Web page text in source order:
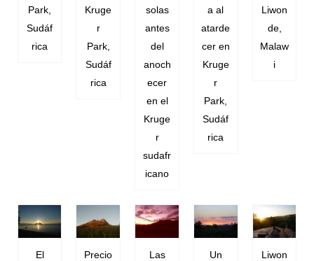
Park,
Sudáf
rica
Kruge
r
Park,
Sudáf
rica
solas
antes
del
anoch
ecer
en el
Kruge
r
sudafr
icano
a al
atarde
cer en
Kruge
r
Park,
Sudáf
rica
Liwon
de,
Malaw
i
El
Precio
Las
Un
Liwon